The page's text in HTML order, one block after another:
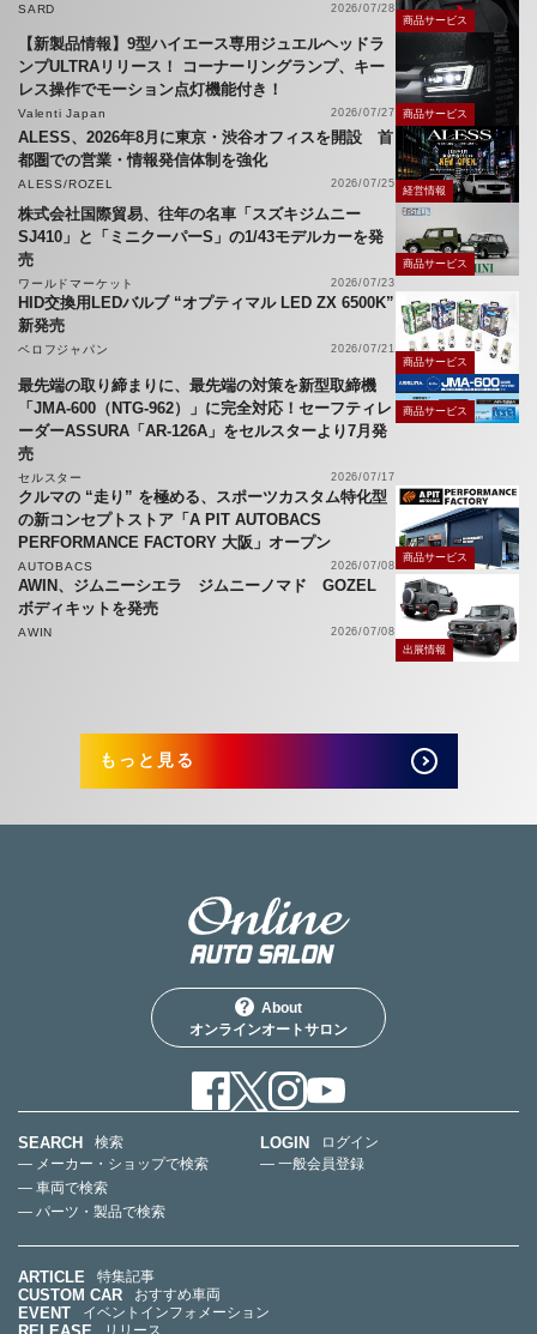
SARD
2026/07/28
商品サービス
【新製品情報】9型ハイエース専用ジュエルヘッドラ
ンプULTRAリリース！ コーナーリングランプ、キー
レス操作でモーション点灯機能付き！
Valenti Japan 2026/07/27 商品サービス
ALESS、2026年8月に東京・渋谷オフィスを開設 首
都圏での営業・情報発信体制を強化
ALESS/ROZEL 2026/07/25
経営情報
株式会社国際貿易、往年の名車「スズキジムニー
SJ410」と「ミニクーパーS」の1/43モデルカーを発
売
ワールドマーケット 2026/07/23
商品サービス
HID交換用LEDバルブ “オプティマル LED ZX 6500K”
新発売
ベロフジャパン
2026/07/21
商品サービス
最先端の取り締まりに、最先端の対策を新型取締機
「JMA-600（NTG-962）」に完全対応！セーフティレ
ーダーASSURA「AR-126A」をセルスターより7月発
売
セルスター 2026/07/17
商品サービス
クルマの “走り” を極める、スポーツカスタム特化型
の新コンセプトストア「A PIT AUTOBACS
PERFORMANCE FACTORY 大阪」オープン
AUTOBACS 2026/07/08
商品サービス
AWIN、ジムニーシエラ ジムニーノマド GOZEL
ボディキットを発売
AWIN
2026/07/08
出展情報
もっと見る
About
オンラインオートサロン
SEARCH
検索
— メーカー・ショップで検索
— 車両で検索
— パーツ・製品で検索
LOGIN
ログイン
— 一般会員登録
ARTICLE 特集記事
CUSTOM CAR おすすめ車両
EVENT イベントインフォメーション
リリース